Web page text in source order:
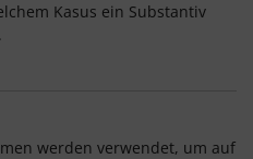
Kasus ein Substantiv
werden verwendet, um auf